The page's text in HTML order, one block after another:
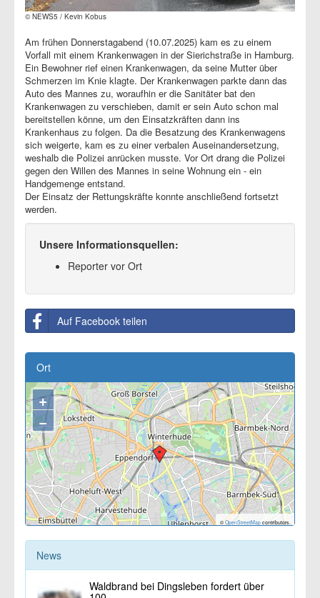
© NEWS5 / Kevin Kobus
Am frühen Donnerstagabend (10.07.2025) kam es zu einem
Vorfall mit einem Krankenwagen in der Sierichstraße in Hamburg.
Ein Bewohner rief einen Krankenwagen, da seine Mutter über
Schmerzen im Knie klagte. Der Krankenwagen parkte dann das
Auto des Mannes zu, woraufhin er die Sanitäter bat den
Krankenwagen zu verschieben, damit er sein Auto schon mal
bereitstellen könne, um den Einsatzkräften dann ins
Krankenhaus zu folgen. Da die Besatzung des Krankenwagens
sich weigerte, kam es zu einer verbalen Auseinandersetzung,
weshalb die Polizei anrücken musste. Vor Ort drang die Polizei
gegen den Willen des Mannes in seine Wohnung ein - ein
Handgemenge entstand.
Der Einsatz der Rettungskräfte konnte anschließend fortsetzt
werden.
Unsere Informationsquellen:
Reporter vor Ort
Auf Facebook teilen
Ort
+
−
© OpenStreetMapcontributors.
News
Waldbrand bei Dingsleben fordert über